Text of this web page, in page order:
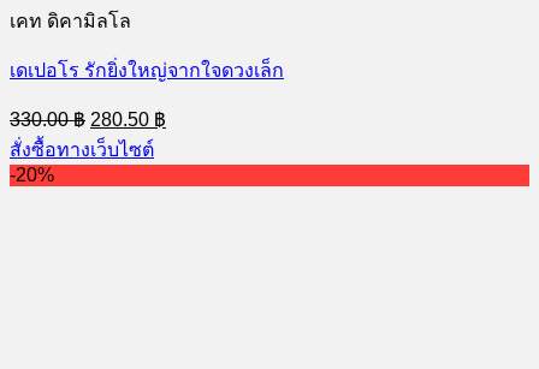
เคท ดิคามิลโล
เดเปอโร รักยิ่งใหญ่จากใจดวงเล็ก
330.00฿ Original
price
was:
330.00 ฿.
280.50 ฿
price
280.50 ฿.
สั่งซื้อทางเว็บไซต์
-20%